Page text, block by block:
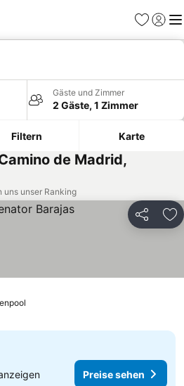
Favoriten
Gäste und Zimmer
2 Gäste, 1 Zimmer
Filtern Karte
de Madrid,
uns unser Ranking
Teilen
sehen
Preise sehen